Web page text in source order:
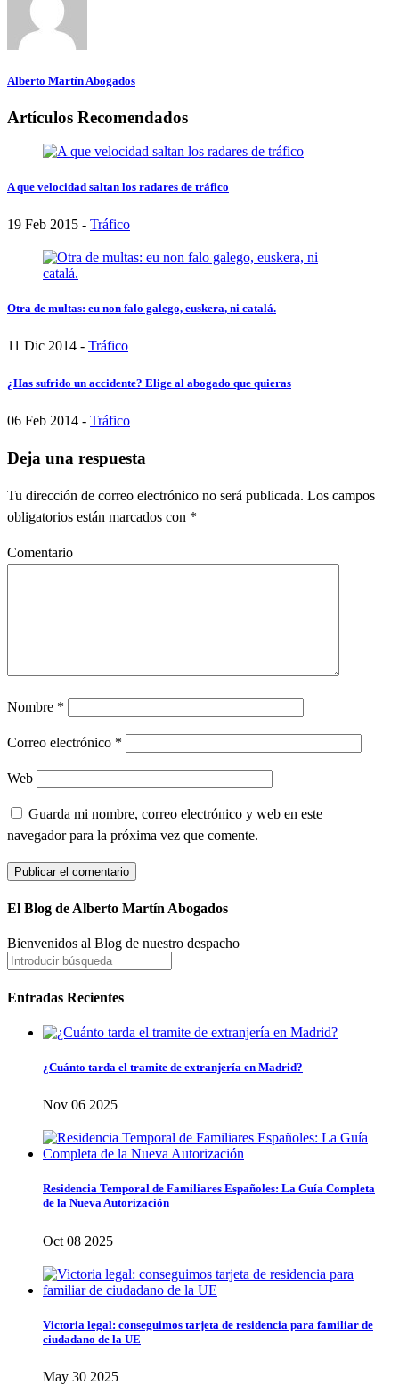
Alberto Martín Abogados
Artículos Recomendados
A que velocidad saltan los radares de tráfico
19 Feb 2015 - Tráfico
Otra de multas: eu non falo galego, euskera, ni catalá.
11 Dic 2014 - Tráfico
¿Has sufrido un accidente? Elige al abogado que quieras
06 Feb 2014 - Tráfico
Deja una respuesta
Tu dirección de correo electrónico no será publicada. Los campos
obligatorios están marcados con *
Comentario
Nombre *
Correo electrónico *
Web
Guarda mi nombre, correo electrónico y web en este
navegador para la próxima vez que comente.
El Blog de Alberto Martín Abogados
Bienvenidos al Blog de nuestro despacho
Entradas Recientes
¿Cuánto tarda el tramite de extranjería en Madrid?
Nov 06 2025
Residencia Temporal de Familiares Españoles: La Guía Completa
de la Nueva Autorización
Oct 08 2025
Victoria legal: conseguimos tarjeta de residencia para familiar de
ciudadano de la UE
May 30 2025